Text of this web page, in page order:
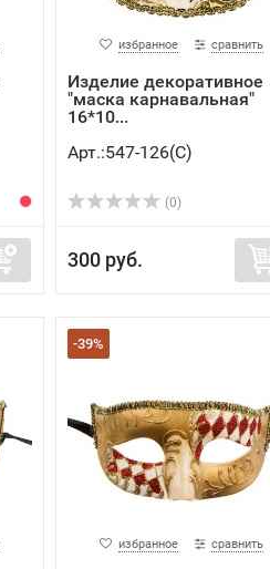
избранное сравнить
Изделие декоративное
"маска карнавальная"
16*10...
Арт.:547-126(C)
(0)
300 руб.
-39%
избранное сравнить